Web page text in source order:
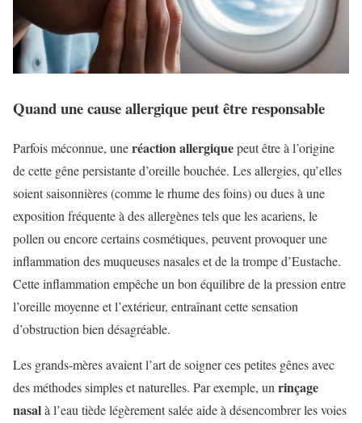
Quand une cause allergique peut être responsable
Parfois méconnue, uneréaction allergiquepeut être à l’origine
de cette gêne persistante d’oreille bouchée. Les allergies, qu’elles
soient saisonnières (comme le rhume des foins) ou dues à une
exposition fréquente à des allergènes tels que les acariens, le
pollen ou encore certains cosmétiques, peuvent provoquer une
inflammation des muqueuses nasales et de la trompe d’Eustache.
Cette inflammation empêche un bon équilibre de la pression entre
l’oreille moyenne et l’extérieur, entraînant cette sensation
d’obstruction bien désagréable.
Les grands-mères avaient l’art de soigner ces petites gênes avec
des méthodes simples et naturelles. Par exemple, un rinçage
nasalà l’eau tiède légèrement salée aide à désencombrer les voies